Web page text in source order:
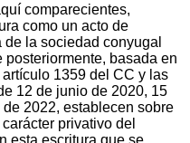
comparecientes,
como un acto de
la sociedad conyugal
basada en
1359 del CC y las
12 de junio de 2020, 15
2022, establecen sobre
privativo del
esta escritura que se